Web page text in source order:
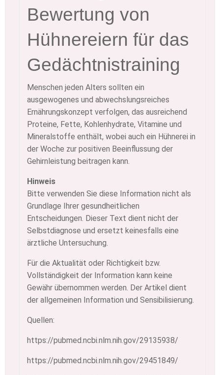
Bewertung von
Hühnereiern für das
Gedächtnistraining
Menschen jeden Alters sollten ein
ausgewogenes und abwechslungsreiches
Ernährungskonzept verfolgen, das ausreichend
Proteine, Fette, Kohlenhydrate, Vitamine und
Mineralstoffe enthält, wobei auch ein Hühnerei in
der Woche zur positiven Beeinflussung der
Gehirnleistung beitragen kann.
Hinweis
Bitte verwenden Sie diese Information nicht als
Grundlage Ihrer gesundheitlichen
Entscheidungen. Dieser Text dient nicht der
Selbstdiagnose und ersetzt keinesfalls eine
ärztliche Untersuchung.
Für die Aktualität oder Richtigkeit bzw.
Vollständigkeit der Information kann keine
Gewähr übernommen werden. Der Artikel dient
der allgemeinen Information und Sensibilisierung.
Quellen:
https://pubmed.ncbi.nlm.nih.gov/29135938/
https://pubmed.ncbi.nlm.nih.gov/29451849/